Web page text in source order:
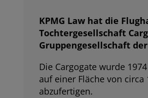
KPMG Law hat die
Tochtergesellschaft
Gruppengesellschaft
Die Cargogate wurde
auf einer Fläche von
abzufertigen.